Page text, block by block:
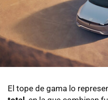
El tope de gama lo